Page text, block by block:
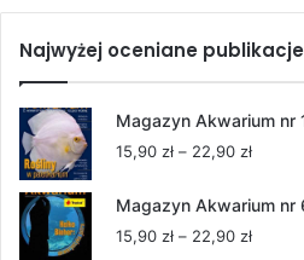
Najwyżej oceniane publikacje
Magazyn Akwarium nr
15,90 zł – 22,90 złZakres
od
Magazyn Akwarium nr
15,90 zł – 22,90 złZakres